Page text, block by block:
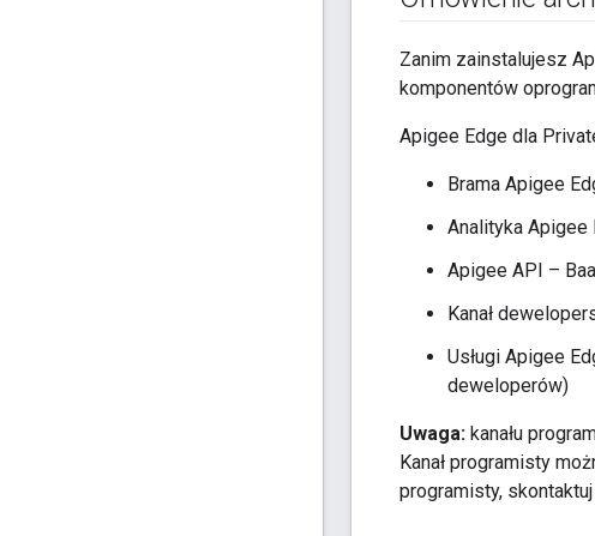
Zanim zainstalujesz
komponentów
Apigee Edge dla
Brama Apigee
Analityka Apigee
Apigee API –
Kanał
Usługi Apigee
deweloperów)
Uwaga: kanału
Kanał programisty
programisty,